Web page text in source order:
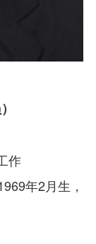
作
年2月生，